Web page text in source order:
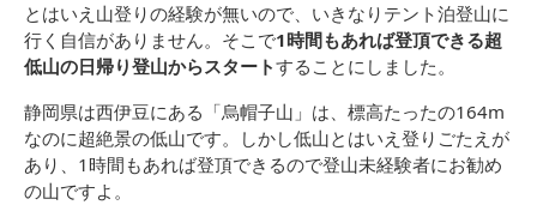
とはいえ山登りの経験が無いので、いきなりテント泊登山に
行く自信がありません。そこで1時間もあれば登頂できる超
低山の日帰り登山からスタートすることにしました。
静岡県は西伊豆にある「烏帽子山」は、標高たったの164m
なのに超絶景の低山です。しかし低山とはいえ登りごたえが
あり、1時間もあれば登頂できるので登山未経験者にお勧め
の山ですよ。